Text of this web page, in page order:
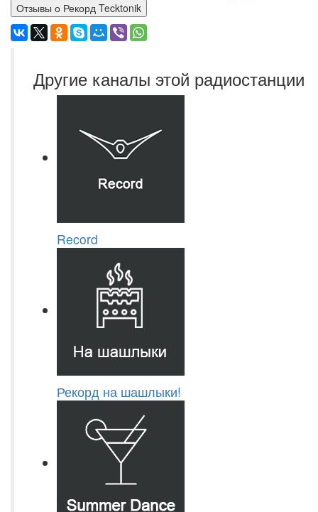
Отзывы о Рекорд Tecktonik
Другие каналы этой радиостанции
Record
Рекорд на шашлыки!